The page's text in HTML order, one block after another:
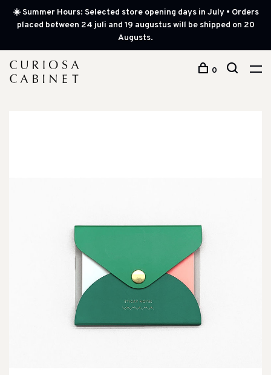
☀️ Summer Hours: Selected store opening days in July • Orders
placed between 24 juli and 19 augustus will be shipped on 20
Augusts.
0